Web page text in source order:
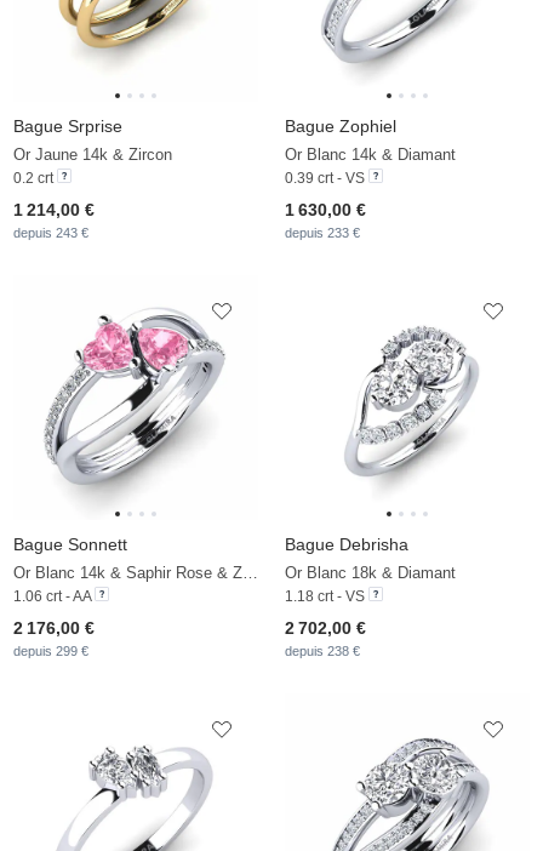
Bague Srprise
Or Jaune 14k & Zircon
0.2 crt
1 214,00 €
depuis 243 €
Bague Zophiel
Or Blanc 14k & Diamant
0.39 crt - VS
1 630,00 €
depuis 233 €
Bague Sonnett
1.06 crt - AA
2 176,00 €
depuis 299 €
Bague Debrisha
Or Blanc 18k & Diamant
1.18 crt - VS
2 702,00 €
depuis 238 €